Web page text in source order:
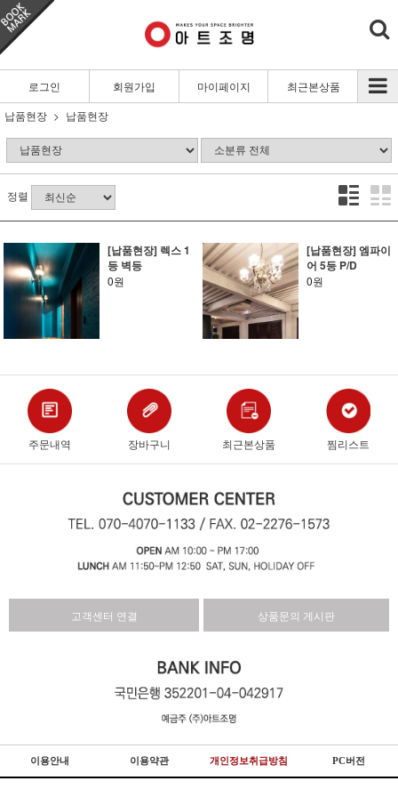
로그인 회원가입 마이페이지
최근본상품
납품현장
납품현장
정렬
[납품현장] 렉스 1
등 벽등
0원
[납품현장] 엠파이
어 5등 P/D
0원
주문내역 장바구니 최근본상품 찜리스트
고객센터 연결 상품문의 게시판
이용안내 이용약관 개인정보취급방침 PC버전